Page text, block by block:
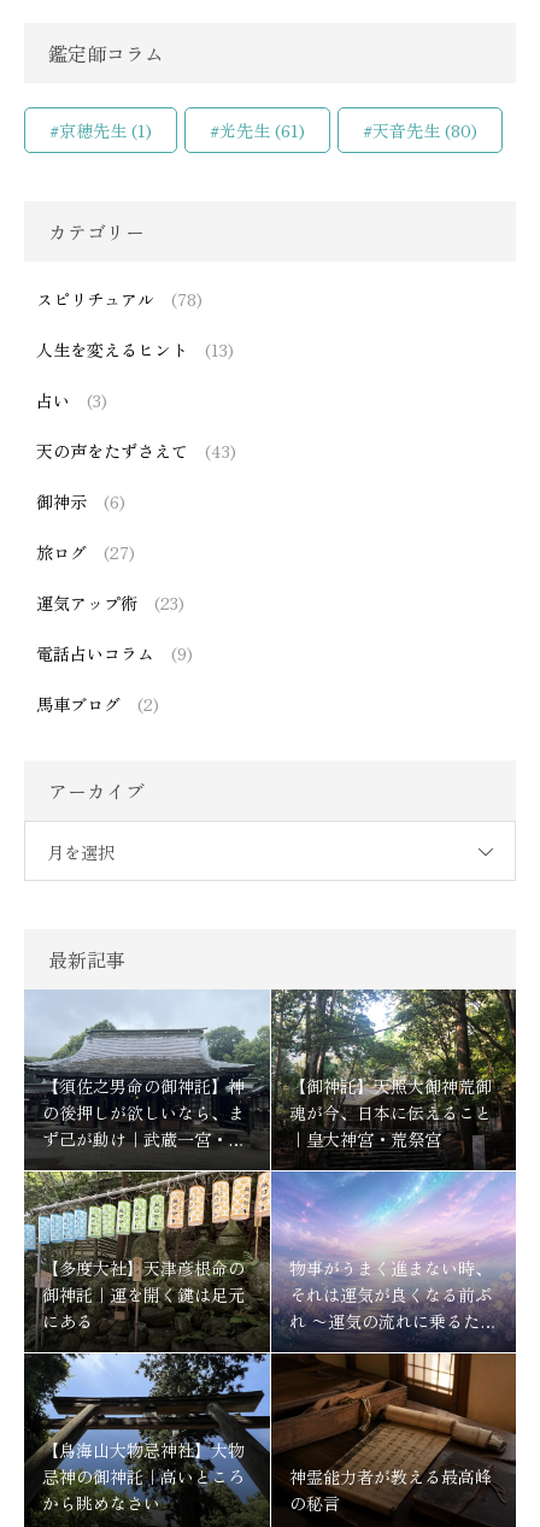
鑑定師コラム
#京穂先生 (1) #光先生 (61) #天音先生 (80)
カテゴリー
スピリチュアル (78)
人生を変えるヒント (13)
占い (3)
天の声をたずさえて (43)
御神示 (6)
旅ログ (27)
運気アップ術 (23)
電話占いコラム (9)
馬車ブログ (2)
アーカイブ
月を選択
最新記事
【須佐之男命の御神託】神
の後押しが欲しいなら、ま
ず己が動け｜武蔵一宮・氷
川神社
【御神託】天照大御神荒御
魂が今、日本に伝えること
｜皇大神宮・荒祭宮
【多度大社】天津彦根命の
御神託｜運を開く鍵は足元
にある
物事がうまく進まない時、
それは運気が良くなる前ぶ
れ 〜運気の流れに乗るため
にする事〜
【鳥海山大物忌神社】大物
忌神の御神託｜高いところ
から眺めなさい
神霊能力者が教える最高峰
の秘言